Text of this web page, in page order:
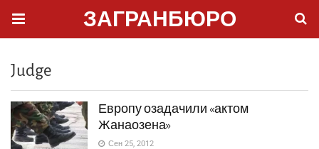
ЗАГРАНБЮРО
Judge
Европу озадачили «актом
Жанаозена»
Сен 25, 2012